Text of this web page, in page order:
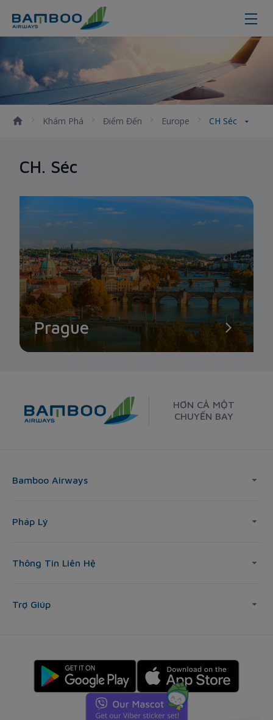
Khám Phá Điểm Đến Europe CH Séc
CH. Séc
Prague
HƠN CẢ MỘT
CHUYẾN BAY
Bamboo Airways
Pháp Lý
Thông Tin Liên Hệ
Trợ Giúp